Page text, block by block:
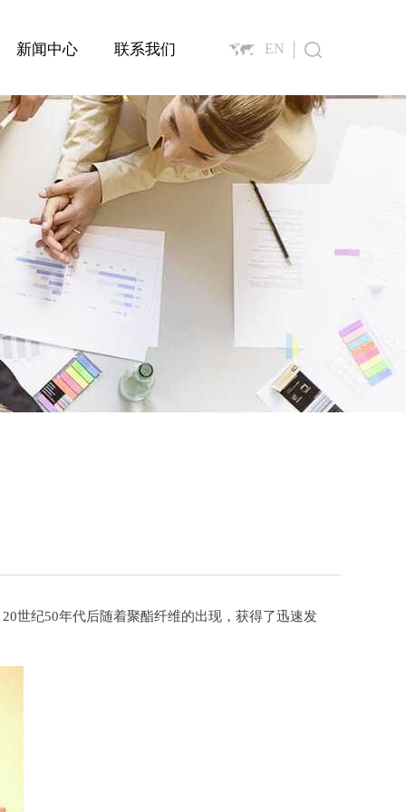
EN
新闻中心 联系我们
世纪50年代后随着聚酯纤维的出现，获得了迅速发